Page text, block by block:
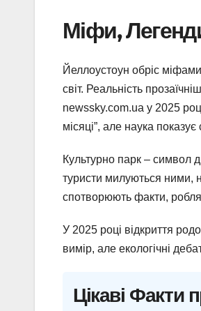
Міфи,
Йеллоустоун обріс
світ. Реальність
newssky.com.ua у 2025
місяці”, але наука показує
Культурно парк – символ
туристи милуються ними,
спотворюють факти,
У 2025 році відкриття
вимір, але екологічні
Цікаві Факти